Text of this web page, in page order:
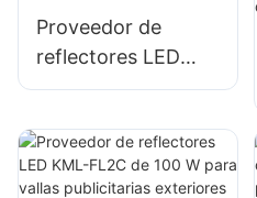
iluminación de
letreros grandes.
Proveedor de
reflectores LED
KML-FL05 de 300
de puertos y
muelles